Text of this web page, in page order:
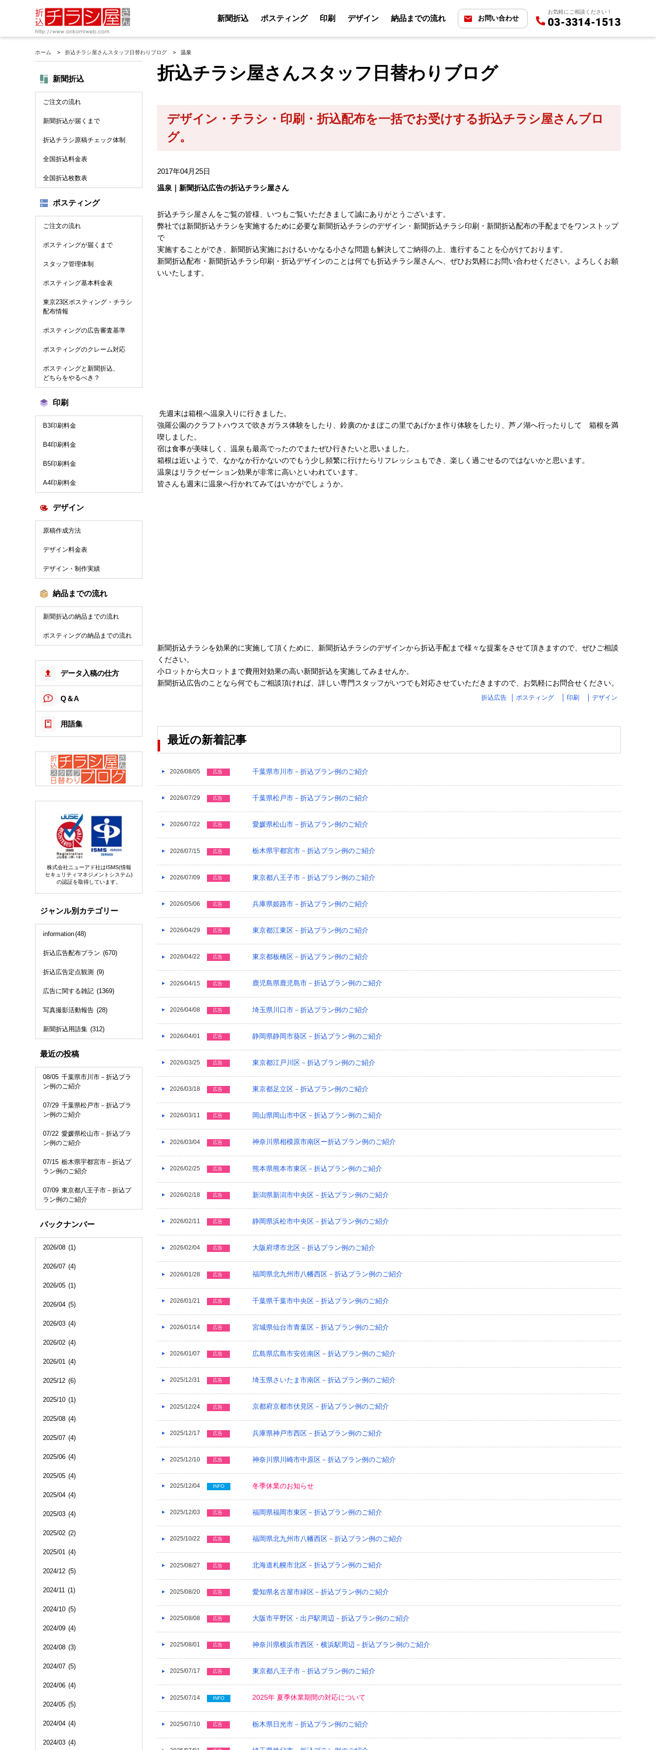
新聞折込 ポスティング 印刷 デザイン 納品までの流れ お問い合わせ
お気軽にご相談ください！
03-3314-1513
ホーム 折込チラシ屋さんスタッフ日替わりブログ 温泉
折込チラシ屋さんスタッフ日替わりブログ
デザイン・チラシ・印刷・折込配布を一括でお受けする折込チラシ屋さんブロ
グ。
2017年04月25日
温泉｜新聞折込広告の折込チラシ屋さん
折込チラシ屋さんをご覧の皆様、いつもご覧いただきまして誠にありがとうございます。
弊社では新聞折込チラシを実施するために必要な新聞折込チラシのデザイン・新聞折込チラシ印刷・新聞折込配布の手配までをワンストップ
で
実施することができ、新聞折込実施におけるいかなる小さな問題も解決してご納得の上、進行することを心がけております。
新聞折込配布・新聞折込チラシ印刷・折込デザインのことは何でも折込チラシ屋さんへ、ぜひお気軽にお問い合わせください。よろしくお願
いいたします。
先週末は箱根へ温泉入りに行きました。
強羅公園のクラフトハウスで吹きガラス体験をしたり、鈴廣のかまぼこの里であげかま作り体験をしたり、芦ノ湖へ行ったりして 箱根を満
喫しました。
宿は食事が美味しく、温泉も最高でったのでまたぜひ行きたいと思いました。
箱根は近いようで、なかなか行かないのでもう少し頻繁に行けたらリフレッシュもでき、楽しく過ごせるのではないかと思います。
温泉はリラクゼーション効果が非常に高いといわれています。
皆さんも週末に温泉へ行かれてみてはいかがでしょうか。
新聞折込チラシを効果的に実施して頂くために、新聞折込チラシのデザインから折込手配まで様々な提案をさせて頂きますので、ぜひご相談
ください。
小ロットから大ロットまで費用対効果の高い新聞折込を実施してみませんか。
新聞折込広告のことなら何でもご相談頂ければ、詳しい専門スタッフがいつでも対応させていただきますので、お気軽にお問合せください。
折込広告 ポスティング 印刷 デザイン
最近の新着記事
2026/08/05 広告 千葉県市川市－折込プラン例のご紹介
2026/07/29 広告 千葉県松戸市－折込プラン例のご紹介
2026/07/22 広告 愛媛県松山市－折込プラン例のご紹介
2026/07/15 広告 栃木県宇都宮市－折込プラン例のご紹介
2026/07/09 広告 東京都八王子市－折込プラン例のご紹介
2026/05/06 広告 兵庫県姫路市－折込プラン例のご紹介
2026/04/29 広告 東京都江東区－折込プラン例のご紹介
2026/04/22 広告 東京都板橋区－折込プラン例のご紹介
2026/04/15 広告 鹿児島県鹿児島市－折込プラン例のご紹介
2026/04/08 広告 埼玉県川口市－折込プラン例のご紹介
2026/04/01 広告 静岡県静岡市葵区－折込プラン例のご紹介
2026/03/25 広告 東京都江戸川区－折込プラン例のご紹介
2026/03/18 広告 東京都足立区－折込プラン例のご紹介
2026/03/11 広告 岡山県岡山市中区－折込プラン例のご紹介
2026/03/04 広告 神奈川県相模原市南区ー折込プラン例のご紹介
2026/02/25 広告 熊本県熊本市東区－折込プラン例のご紹介
2026/02/18 広告 新潟県新潟市中央区－折込プラン例のご紹介
2026/02/11 広告 静岡県浜松市中央区－折込プラン例のご紹介
2026/02/04 広告 大阪府堺市北区－折込プラン例のご紹介
2026/01/28 広告 福岡県北九州市八幡西区－折込プラン例のご紹介
2026/01/21 広告 千葉県千葉市中央区－折込プラン例のご紹介
2026/01/14 広告 宮城県仙台市青葉区－折込プラン例のご紹介
2026/01/07 広告 広島県広島市安佐南区－折込プラン例のご紹介
2025/12/31 広告 埼玉県さいたま市南区－折込プラン例のご紹介
2025/12/24 広告 京都府京都市伏見区－折込プラン例のご紹介
2025/12/17 広告 兵庫県神戸市西区－折込プラン例のご紹介
2025/12/10 広告 神奈川県川崎市中原区－折込プラン例のご紹介
2025/12/04 INFO 冬季休業のお知らせ
2025/12/03 広告 福岡県福岡市東区－折込プラン例のご紹介
2025/10/22 広告 福岡県北九州市八幡西区－折込プラン例のご紹介
2025/08/27 広告 北海道札幌市北区－折込プラン例のご紹介
2025/08/20 広告 愛知県名古屋市緑区－折込プラン例のご紹介
2025/08/08 広告 大阪市平野区・出戸駅周辺－折込プラン例のご紹介
2025/08/01 広告 神奈川県横浜市西区・横浜駅周辺－折込プラン例のご紹介
2025/07/17 広告 東京都八王子市－折込プラン例のご紹介
2025/07/14 INFO 2025年 夏季休業期間の対応について
2025/07/10 広告 栃木県日光市－折込プラン例のご紹介
新聞折込
ご注文の流れ
新聞折込が届くまで
折込チラシ原稿チェック体制
全国折込料金表
全国折込枚数表
ポスティング
ご注文の流れ
ポスティングが届くまで
スタッフ管理体制
ポスティング基本料金表
東京23区ポスティング・チラシ
配布情報
ポスティングの広告審査基準
ポスティングのクレーム対応
ポスティングと新聞折込、
どちらをやるべき？
印刷
B3印刷料金
B4印刷料金
B5印刷料金
A4印刷料金
デザイン
原稿作成方法
デザイン料金表
デザイン・制作実績
納品までの流れ
新聞折込の納品までの流れ
ポスティングの納品までの流れ
データ入稿の仕方
Q＆A
用語集
株式会社ニューアド社はISMS(情報
セキュリティマネジメントシステム)
の認証を取得しています。
ジャンル別カテゴリー
information(48)
折込広告配布プラン (670)
折込広告定点観測 (9)
広告に関する雑記 (1369)
写真撮影活動報告 (28)
新聞折込用語集 (312)
最近の投稿
08/05 千葉県市川市－折込プラ
ン例のご紹介
07/29 千葉県松戸市－折込プラ
ン例のご紹介
07/22 愛媛県松山市－折込プラ
ン例のご紹介
07/15 栃木県宇都宮市－折込プ
ラン例のご紹介
07/09 東京都八王子市－折込プ
ラン例のご紹介
バックナンバー
2026/08 (1)
2026/07 (4)
2026/05 (1)
2026/04 (5)
2026/03 (4)
2026/02 (4)
2026/01 (4)
2025/12 (6)
2025/10 (1)
2025/08 (4)
2025/07 (4)
2025/06 (4)
2025/05 (4)
2025/04 (4)
2025/03 (4)
2025/02 (2)
2025/01 (4)
2024/12 (5)
2024/11 (1)
2024/10 (5)
2024/09 (4)
2024/08 (3)
2024/07 (5)
2024/06 (4)
2024/05 (5)
2024/04 (4)
2024/03 (4)